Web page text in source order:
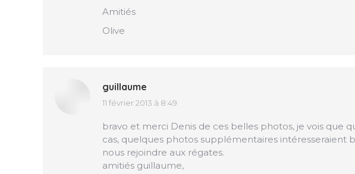
Amitiés
Olive
guillaume
dit
11 février 2013 à 8:49
bravo et merci Denis de ces belles photos, je vois que
cas, quelques photos supplémentaires intéresseraient
nous rejoindre aux régates.
amitiés guillaume,